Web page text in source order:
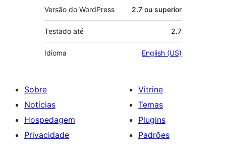
Versão do WordPress 2.7 ou superior
Testado até 2.7
Idioma English (US)
Sobre
Notícias
Hospedagem
Privacidade
Vitrine
Temas
Plugins
Padrões